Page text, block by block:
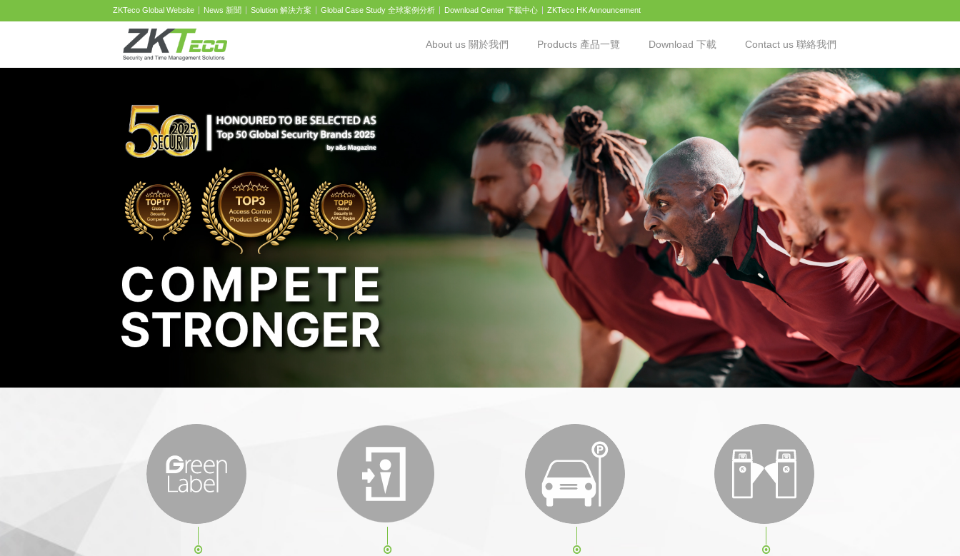
ZKTeco Global Website News 新聞 Solution 解決方案 Global Case Study 全球案例分析 Download Center 下載中心 ZKTeco HK Announcement
About us 關於我們 Products 產品一覽 Download 下載 Contact us 聯絡我們